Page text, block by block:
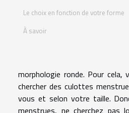
Le choix en fonction de votre forme
À savoir
morphologie ronde. Pour cela,
chercher des culottes
vous et selon votre taille.